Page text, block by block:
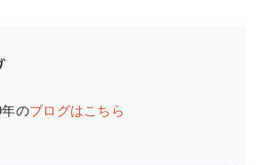
のブログはこちら